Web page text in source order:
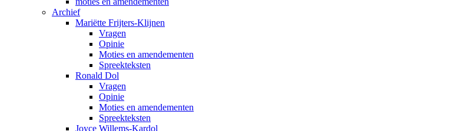
Archief
Mariëtte Frijters-Klijnen
Vragen
Opinie
Moties en amendementen
Spreekteksten
Ronald Dol
Vragen
Opinie
Moties en amendementen
Spreekteksten
Joyce Willems-Kardol